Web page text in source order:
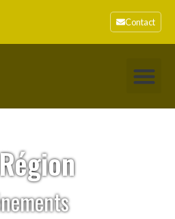
Contact